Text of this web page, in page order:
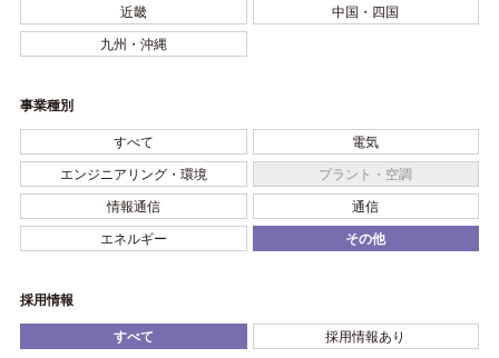
近畿 中国・四国
九州・沖縄
事業種別
すべて 電気
エンジニアリング・環境 プラント・空調
情報通信 通信
エネルギー その他
採用情報
すべて 採用情報あり